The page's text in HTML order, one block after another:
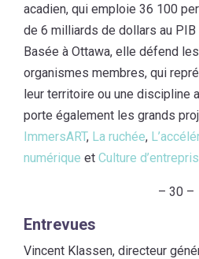
acadien, qui emploie 36 100
de 6 milliards de dollars au PIB
Basée à Ottawa, elle défend
organismes membres, qui
leur territoire ou une discipline
porte également les grands
ImmersART, La ruchée,
numérique et Culture
– 30 –
Entrevues
Vincent Klassen, directeur